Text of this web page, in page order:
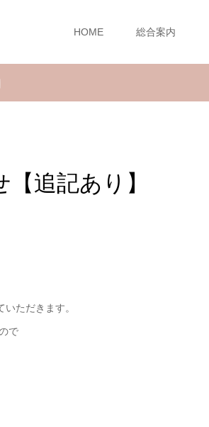
HOME 総合案内
追記あり】
いただきます。
で